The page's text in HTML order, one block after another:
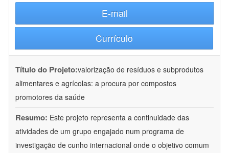
E-mail
Currículo
Título do Projeto:valorização de resíduos e subprodutos
alimentares e agrícolas: a procura por compostos
promotores da saúde
Resumo: Este projeto representa a continuidade das
atividades de um grupo engajado num programa de
investigação de cunho internacional onde o objetivo comum